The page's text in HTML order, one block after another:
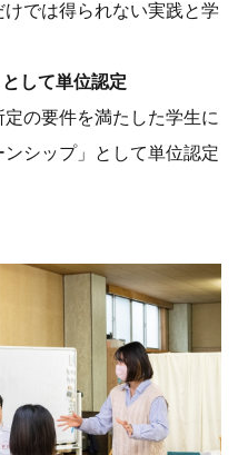
では得られない実践と学
して単位認定
の要件を満たした学生に
シップ」として単位認定
ンターンシッププログ
いとわからない地域や企